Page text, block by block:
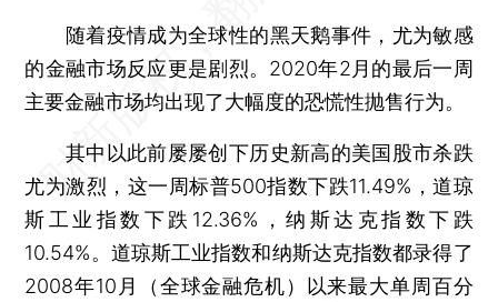
随着疫情成为全球性的黑天鹅事件，尤为敏感
的金融市场反应更是剧烈。2020年2月的最后一周
主要金融市场均出现了大幅度的恐慌性抛售行为。
其中以此前屡屡创下历史新高的美国股市杀跌
尤为激烈，这一周标普500指数下跌11.49%，道琼
斯工业指数下跌12.36%，纳斯达克指数下跌
10.54%。道琼斯工业指数和纳斯达克指数都录得了
2008年10月（全球金融危机）以来最大单周百分